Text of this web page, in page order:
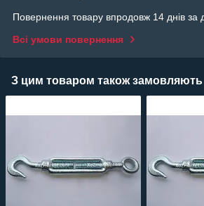
Повернення товару впродовж 14 днів за
Всі умови повернення
З цим товаром також замовляють